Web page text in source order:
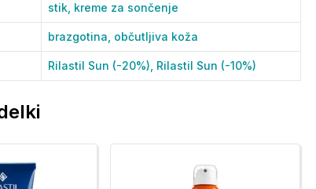
stik, kreme za sončenje
brazgotina, občutljiva koža
Rilastil Sun (-20%), Rilastil Sun (-10%)